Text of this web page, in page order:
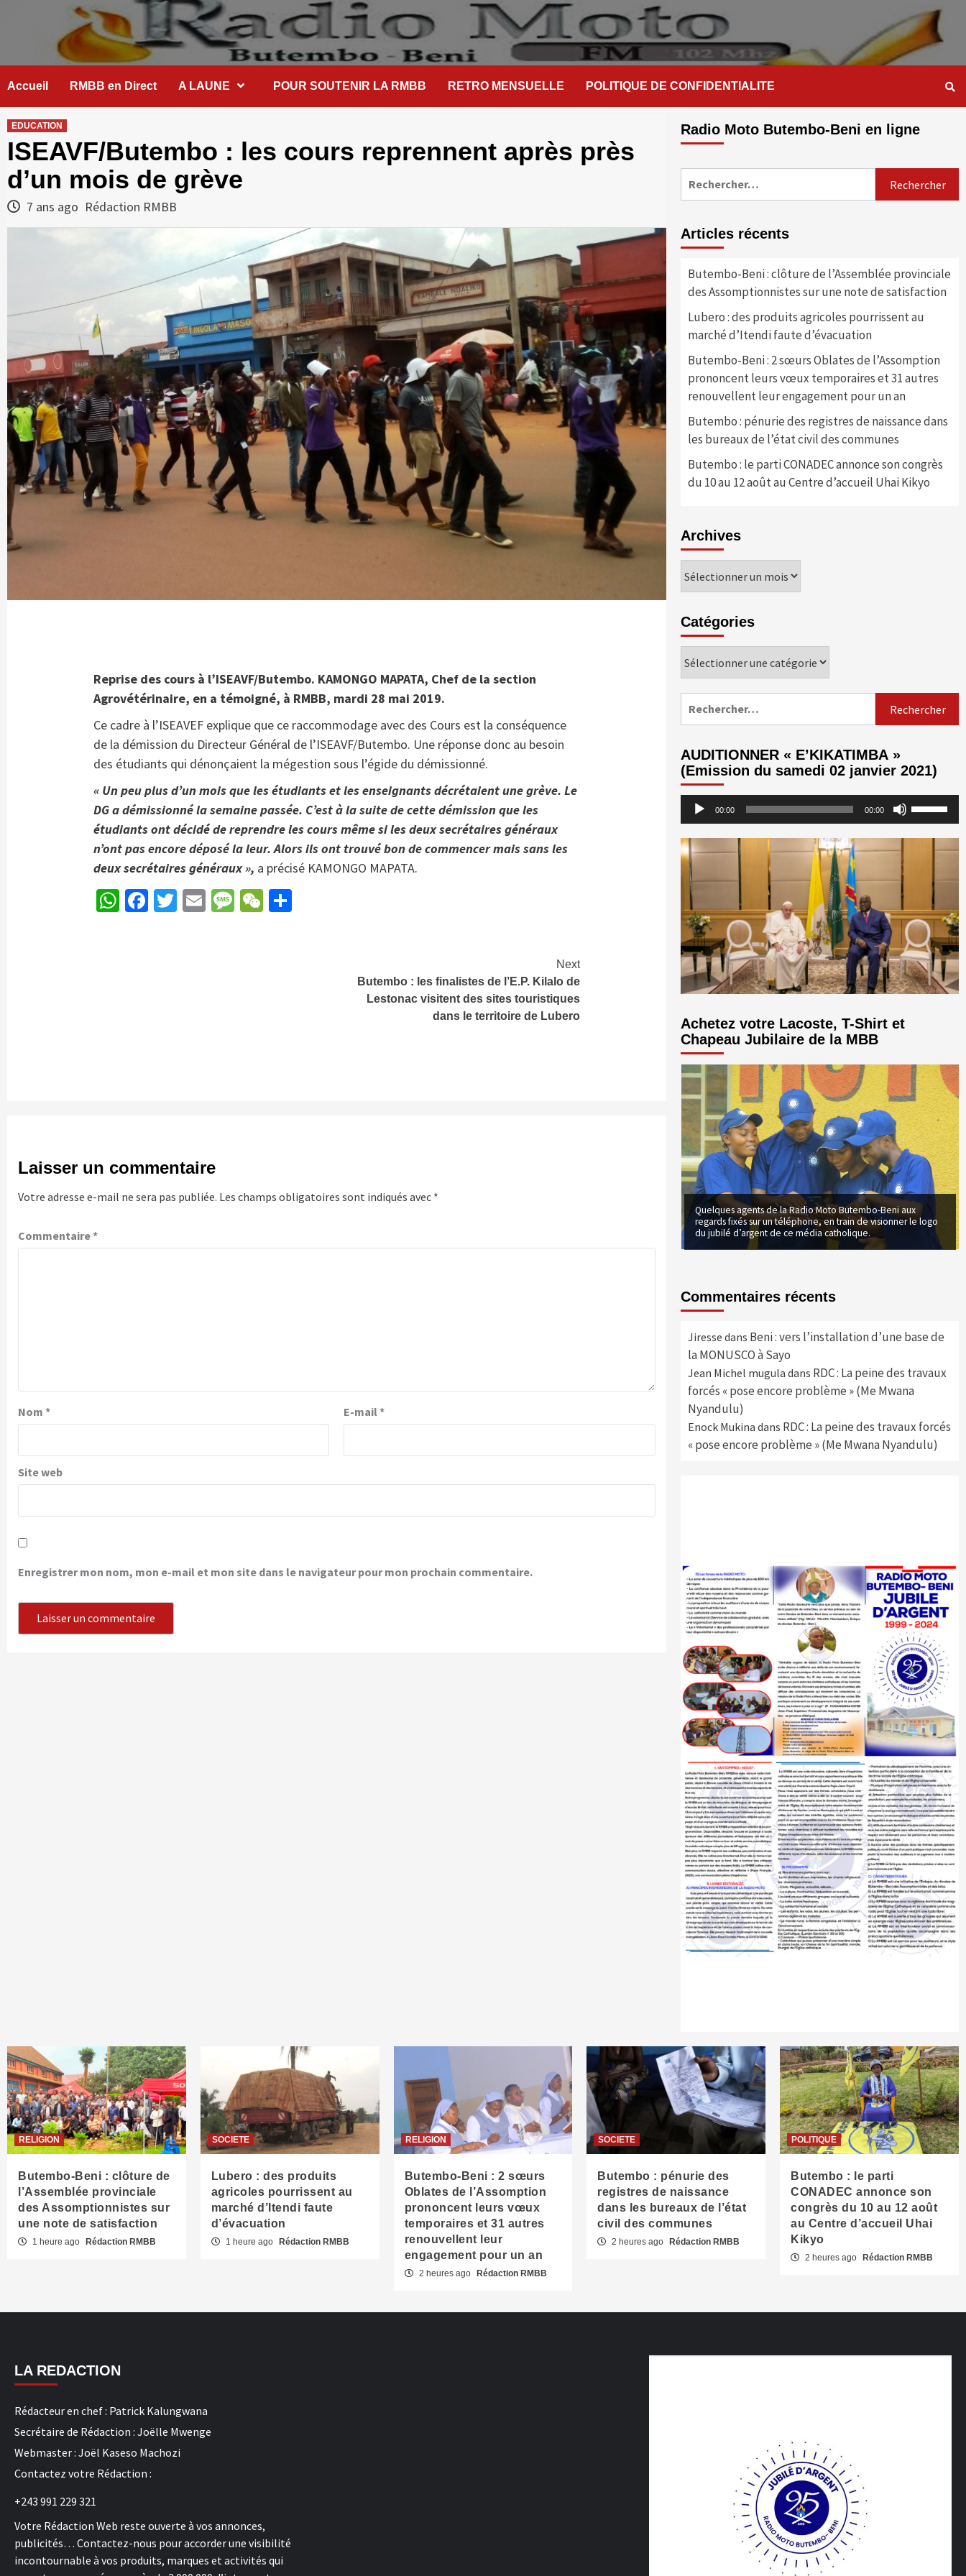
Accueil RMBB en Direct A LAUNE POUR SOUTENIR LA RMBB RETRO MENSUELLE POLITIQUE DE CONFIDENTIALITE
EDUCATION
ISEAVF/Butembo : les cours reprennent après près
d’un mois de grève
7 ans ago Rédaction RMBB
Reprise des cours à l’ISEAVF/Butembo. KAMONGO MAPATA, Chef de la section
Agrovétérinaire, en a témoigné, à RMBB, mardi 28 mai 2019.
Ce cadre à l’ISEAVEF explique que ce raccommodage avec des Cours est la conséquence
de la démission du Directeur Général de l’ISEAVF/Butembo. Une réponse donc au besoin
des étudiants qui dénonçaient la mégestion sous l’égide du démissionné.
« Un peu plus d’un mois que les étudiants et les enseignants décrétaient une grève. Le
DG a démissionné la semaine passée. C’est à la suite de cette démission que les
étudiants ont décidé de reprendre les cours même si les deux secrétaires généraux
n’ont pas encore déposé la leur. Alors ils ont trouvé bon de commencer mais sans les
deux secrétaires généraux », a précisé KAMONGO MAPATA.
WhatsApp
Facebook
Twitter
EmailMessage
WeChat
Next
Butembo : les finalistes de l’E.P. Kilalo de
Lestonac visitent des sites touristiques
dans le territoire de Lubero
Laisser un commentaire
Votre adresse e-mail ne sera pas publiée. Les champs obligatoires sont indiqués avec *
Commentaire*
Nom * E-mail*
Site web
Enregistrer mon nom, mon e-mail et mon site dans le navigateur pour mon prochain commentaire.
Radio Moto Butembo-Beni en ligne
Articles récents
Butembo-Beni : clôture de l’Assemblée provinciale
des Assomptionnistes sur une note de satisfaction
Lubero : des produits agricoles pourrissent au
marché d’Itendi faute d’évacuation
Butembo-Beni : 2 sœurs Oblates de l’Assomption
prononcent leurs vœux temporaires et 31 autres
renouvellent leur engagement pour un an
Butembo : pénurie des registres de naissance dans
les bureaux de l’état civil des communes
Butembo : le parti CONADEC annonce son congrès
du 10 au 12 août au Centre d’accueil Uhai Kikyo
Archives
Archives
Catégories
Catégories
AUDITIONNER « E’KIKATIMBA »
(Emission du samedi 02 janvier 2021)
Lecteur
audio
00:00 00:00
flèches
haut/bas
augmenter
diminuer
le
volume.
Achetez votre Lacoste, T-Shirt et
Chapeau Jubilaire de la MBB
Quelques agents de la Radio Moto Butembo-Beni aux
regards fixés sur un téléphone, en train de visionner le logo
du jubilé d’argent de ce média catholique.
Commentaires récents
Jiresse dans Beni : vers l’installation d’une base de
la MONUSCO à Sayo
Jean Michel mugula dans RDC : La peine des travaux
forcés « pose encore problème » (Me Mwana
Nyandulu)
Enock Mukina dans RDC : La peine des travaux forcés
« pose encore problème » (Me Mwana Nyandulu)
RELIGION
Butembo-Beni : clôture de
l’Assemblée provinciale
des Assomptionnistes sur
une note de satisfaction
1 heure ago Rédaction RMBB
SOCIETE
Lubero : des produits
agricoles pourrissent au
marché d’Itendi faute
d’évacuation
1 heure ago Rédaction RMBB
RELIGION
Butembo-Beni : 2 sœurs
Oblates de l’Assomption
prononcent leurs vœux
temporaires et 31 autres
renouvellent leur
engagement pour un an
2 heures ago Rédaction RMBB
SOCIETE
Butembo : pénurie des
registres de naissance
dans les bureaux de l’état
civil des communes
2 heures ago Rédaction RMBB
POLITIQUE
Butembo : le parti
CONADEC annonce son
congrès du 10 au 12 août
au Centre d’accueil Uhai
Kikyo
2 heures ago Rédaction RMBB
LA REDACTION
Rédacteur en chef : Patrick Kalungwana
Secrétaire de Rédaction : Joëlle Mwenge
Webmaster : Joël Kaseso Machozi
Contactez votre Rédaction :
+243 991 229 321
Votre Rédaction Web reste ouverte à vos annonces,
publicités… Contactez-nous pour accorder une visibilité
incontournable à vos produits, marques et activités qui